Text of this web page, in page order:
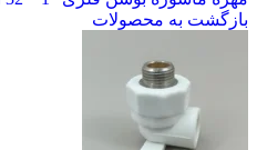
بازگشت به محصولات